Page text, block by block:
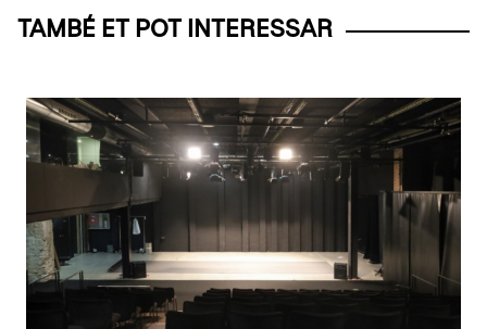
TAMBÉ ET POT INTERESSAR